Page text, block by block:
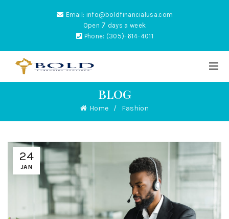
Email: info@boldfinancialusa.com
Open 7 days a week
Phone: (305)-614-4011
BLOG
Home Fashion
24
JAN